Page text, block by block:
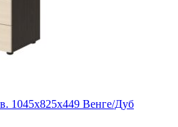
1045х825х449 Венге/Дуб